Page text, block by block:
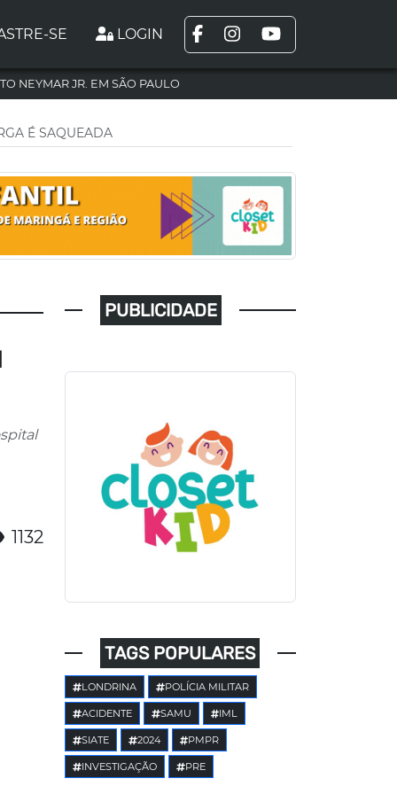
SE LOGIN
NEYMAR JR. EM SÃO PAULO
É SAQUEADA
1132
PUBLICIDADE
TAGS POPULARES
LONDRINA POLÍCIA MILITAR
ACIDENTE SAMU IML
SIATE 2024 PMPR
INVESTIGAÇÃO PRE